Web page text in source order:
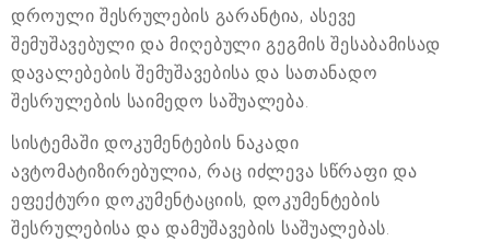
დროული შესრულების გარანტია, ასევე
შემუშავებული და მიღებული გეგმის შესაბამისად
დავალებების შემუშავებისა და სათანადო
შესრულების საიმედო საშუალება.
სისტემაში დოკუმენტების ნაკადი
ავტომატიზირებულია, რაც იძლევა სწრაფი და
ეფექტური დოკუმენტაციის, დოკუმენტების
შესრულებისა და დამუშავების საშუალებას.